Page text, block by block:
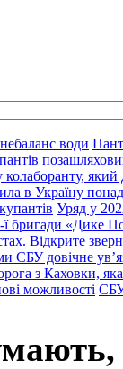
води
в Україну
Уряд у
бригади «Дике
Відкрите
СБУ довічне
з Каховки,
можливості СБУ